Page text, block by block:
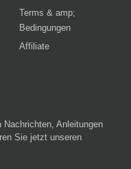
Terms & amp;
Bedingungen
Affiliate
Anleitungen
Sie jetzt unseren